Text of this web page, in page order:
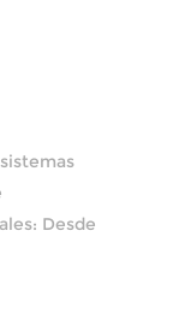
Desde